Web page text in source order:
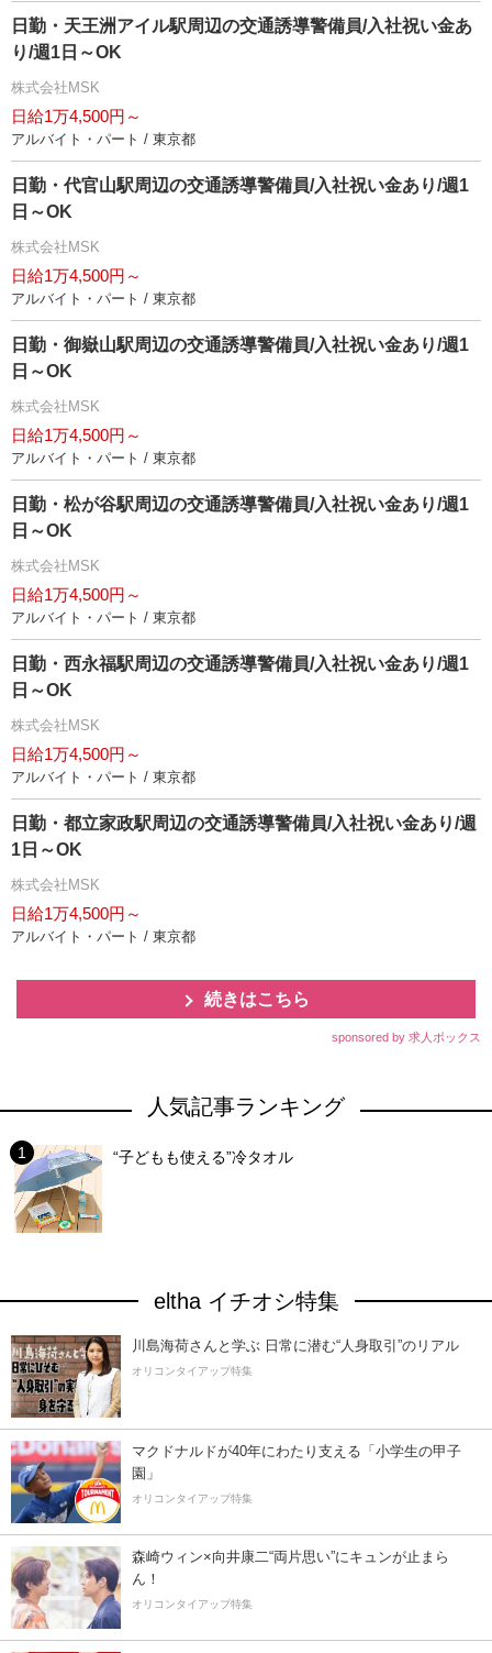
日勤・天王洲アイル駅周辺の交通誘導警備員/入社祝い金あ
り/週1日～OK
株式会社MSK
日給1万4,500円～
アルバイト・パート / 東京都
日勤・代官山駅周辺の交通誘導警備員/入社祝い金あり/週1
日～OK
株式会社MSK
日給1万4,500円～
アルバイト・パート / 東京都
日勤・御嶽山駅周辺の交通誘導警備員/入社祝い金あり/週1
日～OK
株式会社MSK
日給1万4,500円～
アルバイト・パート / 東京都
日勤・松が谷駅周辺の交通誘導警備員/入社祝い金あり/週1
日～OK
株式会社MSK
日給1万4,500円～
アルバイト・パート / 東京都
日勤・西永福駅周辺の交通誘導警備員/入社祝い金あり/週1
日～OK
株式会社MSK
日給1万4,500円～
アルバイト・パート / 東京都
日勤・都立家政駅周辺の交通誘導警備員/入社祝い金あり/週
1日～OK
株式会社MSK
日給1万4,500円～
アルバイト・パート / 東京都
続きはこちら
sponsored by 求人ボックス
人気記事ランキング
“子どもも使える”冷タオル
eltha イチオシ特集
川島海荷さんと学ぶ 日常に潜む“人身取引”のリアル
オリコンタイアップ特集
マクドナルドが40年にわたり支える「小学生の甲子
園」
オリコンタイアップ特集
森崎ウィン×向井康二“両片思い”にキュンが止まら
ん！
オリコンタイアップ特集